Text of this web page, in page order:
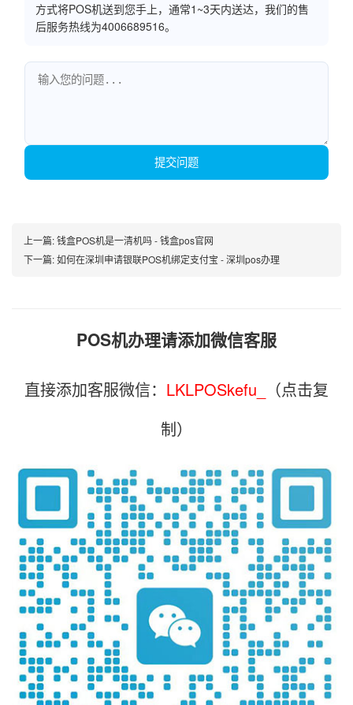
方式将POS机送到您手上，通常1~3天内送达，我们的售
后服务热线为4006689516。
提交问题
上一篇:钱盒POS机是一清机吗 - 钱盒pos官网
下一篇:如何在深圳申请银联POS机绑定支付宝 - 深圳pos办理
POS机办理请添加微信客服
直接添加客服微信： LKLPOSkefu_
（点击复
制）